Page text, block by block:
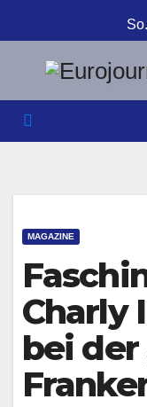
Inhalt
springen
MAGAZINE
Charly
bei der